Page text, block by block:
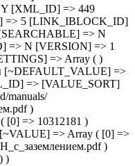
[XML_ID] => 449
=> 5 [LINK_IBLOCK_ID]
=> N
=> N [VERSION] => 1
=> Array ( )
=>
=> [VALUE_SORT]
manuals/
)
[0] => 10312181 )
=> Array ( [0] =>
)
)